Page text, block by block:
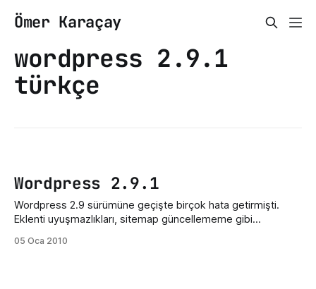
Ömer Karaçay
wordpress 2.9.1
türkçe
Wordpress 2.9.1
Wordpress 2.9 sürümüne geçişte birçok hata getirmişti.
Eklenti uyuşmazlıkları, sitemap güncellememe gibi
sürümde birçok hatanın giderilmesini umut ediyorum.
05 Oca 2010